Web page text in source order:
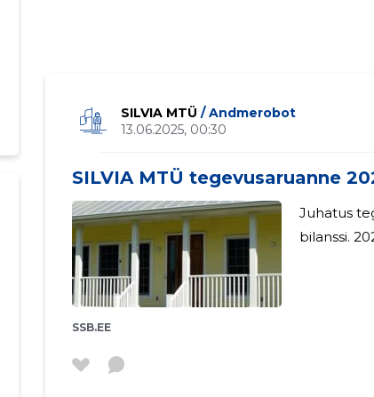
SILVIA MTÜ / Andmerobot
13.06.2025, 00:30
SILVIA MTÜ tegevusaruanne
SSB.EE
Juhatus